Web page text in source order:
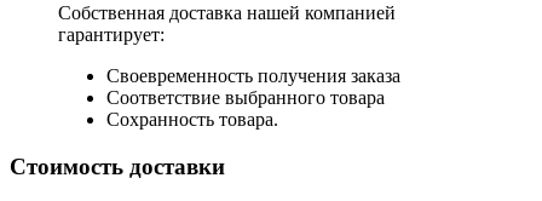
Собственная доставка нашей компанией
гарантирует:
Своевременность получения заказа
Соответствие выбранного товара
Сохранность товара.
Стоимость доставки